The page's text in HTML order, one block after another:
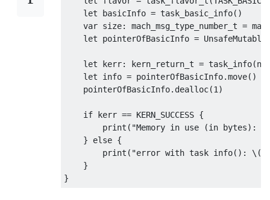
    let basicInfo
= task_basic_info()
    var size
: mach_msg_type_number_t =
    let pointerOfBasicInfo
=
    let kerr
: kern_return_t = task_info(
    let info
= pointerOfBasicInfo.move()
    pointerOfBasicInfo
. dealloc(1 )
if kerr == KERN_SUCCESS {
        print
( "Memory in use (in bytes):
}
else {
        print
( "error with task info():
}
}